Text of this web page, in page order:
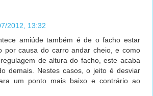
2012, 13:32
amiúde também é de o facho estar
por causa do carro andar cheio, e como
de altura do facho, este acaba
demais. Nestes casos, o jeito é desviar
um ponto mais baixo e contrário ao